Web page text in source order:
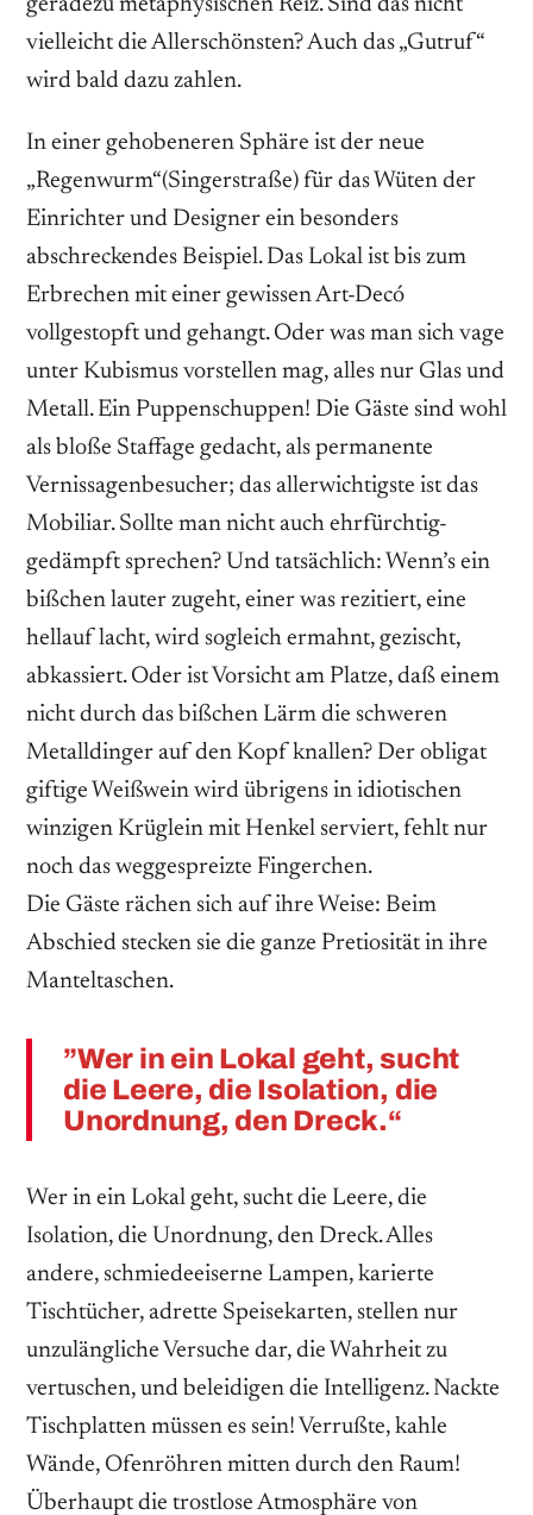
vielleicht die Allerschönsten? Auch das „Gutruf“
wird bald dazu zahlen.
In einer gehobeneren Sphäre ist der neue
„Regenwurm“(Singerstraße) für das Wüten der
Einrichter und Designer ein besonders
abschreckendes Beispiel. Das Lokal ist bis zum
Erbrechen mit einer gewissen Art-Decó
vollgestopft und gehangt. Oder was man sich vage
unter Kubismus vorstellen mag, alles nur Glas und
Metall. Ein Puppenschuppen! Die Gäste sind wohl
als bloße Staffage gedacht, als permanente
Vernissagenbesucher; das allerwichtigste ist das
Mobiliar. Sollte man nicht auch ehrfürchtig-
gedämpft sprechen? Und tatsächlich: Wenn’s ein
bißchen lauter zugeht, einer was rezitiert, eine
hellauf lacht, wird sogleich ermahnt, gezischt,
abkassiert. Oder ist Vorsicht am Platze, daß einem
nicht durch das bißchen Lärm die schweren
Metalldinger auf den Kopf knallen? Der obligat
giftige Weißwein wird übrigens in idiotischen
winzigen Krüglein mit Henkel serviert, fehlt nur
noch das weggespreizte Fingerchen.
Die Gäste rächen sich auf ihre Weise: Beim
Abschied stecken sie die ganze Pretiosität in ihre
Manteltaschen.
”Wer in ein Lokal geht, sucht
die Leere, die Isolation, die
Unordnung, den Dreck.“
Wer in ein Lokal geht, sucht die Leere, die
Isolation, die Unordnung, den Dreck. Alles
andere, schmiedeeiserne Lampen, karierte
Tischtücher, adrette Speisekarten, stellen nur
unzulängliche Versuche dar, die Wahrheit zu
vertuschen, und beleidigen die Intelligenz. Nackte
Tischplatten müssen es sein! Verrußte, kahle
Wände, Ofenröhren mitten durch den Raum!
Überhaupt die trostlose Atmosphäre von